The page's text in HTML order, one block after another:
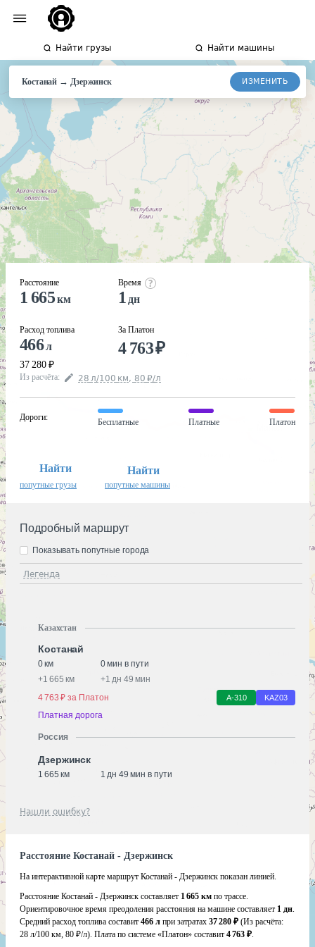
Найти грузы Найти машины
Костанай → Дзержинск ИЗМЕНИТЬ
Расстояние
1 665км
Расход топлива
466л
37 280 ₽
Время
1 дн
За Платон
4 763₽
Из расчёта: 28 л/100 км, 80 ₽/л
Дороги:
Бесплатные Платные Платон
Найти
попутные грузы
Найти
попутные машины
Подробный маршрут
Легенда
Показывать попутные города
Казахстан
Костанай
0 км
0 мин в пути
+1 665 км +1 дн 49 мин
4 763 ₽ за Платон
А-310 KАZ03
Платная дорога
Россия
Дзержинск
1 665 км 1 дн 49 мин в пути
Нашли ошибку?
Расстояние Костанай - Дзержинск
На интерактивной карте маршрут Костанай - Дзержинск показан линией.
Расстояние Костанай - Дзержинск составляет 1 665 км по трассе.
Ориентировочное время преодоления расстояния на машине составляет 1 дн.
Средний расход топлива составит 466 л при затратах 37 280 ₽ (Из расчёта:
28 л/100 км, 80 ₽/л). Плата по системе «Платон» составит 4 763 ₽.